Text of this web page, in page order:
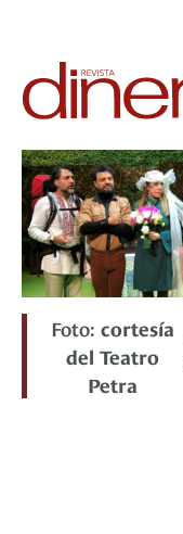
Foto:cortesía
del Teatro
Petra